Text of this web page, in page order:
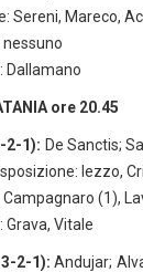
Sereni, Mareco,
Dallamano
ore 20.45
2-1): De Sanctis;
Iezzo,
(1),
Grava, Vitale
2-1): Andujar;